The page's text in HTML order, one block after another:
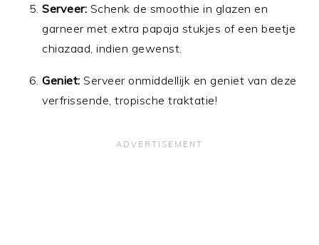
Serveer: Schenk de smoothie in glazen en
garneer met extra papaja stukjes of een beetje
chiazaad, indien gewenst.
Geniet: Serveer onmiddellijk en geniet van deze
verfrissende, tropische traktatie!